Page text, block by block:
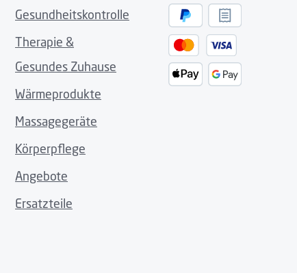
geeignet.
Produktionscharge des Geräts problemlos verwendet
Gesundheitskontrolle
Therapie &
Gesundes Zuhause
Wärmeprodukte
Massagegeräte
Körperpflege
Angebote
Ersatzteile